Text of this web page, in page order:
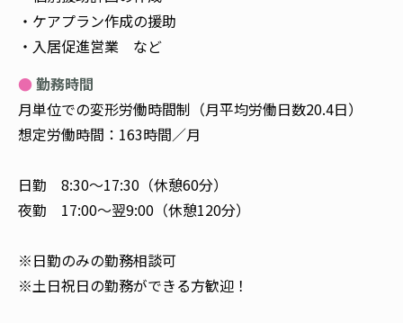
・ケアプラン作成の援助
・入居促進営業 など
勤務時間
月単位での変形労働時間制（月平均労働日数20.4日）
想定労働時間：163時間／月
日勤 8:30～17:30（休憩60分）
夜勤 17:00～翌9:00（休憩120分）
※日勤のみの勤務相談可
※土日祝日の勤務ができる方歓迎！